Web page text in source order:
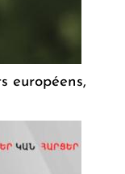
européens,